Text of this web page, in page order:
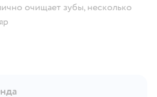
очищает зубы, несколько